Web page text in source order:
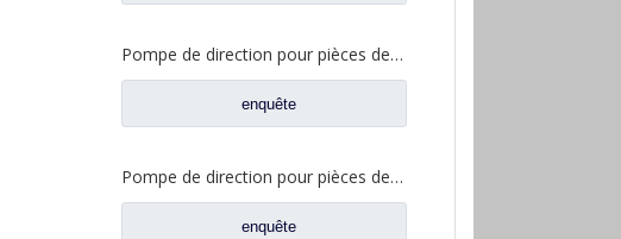
Pompe de direction pour pièces de rechange de camion Sinotruk Howo13042340M3014
enquête
Pompe de direction pour pièces de rechange de camion Shacman Delong F2000 F3000 DZ9100130045
enquête